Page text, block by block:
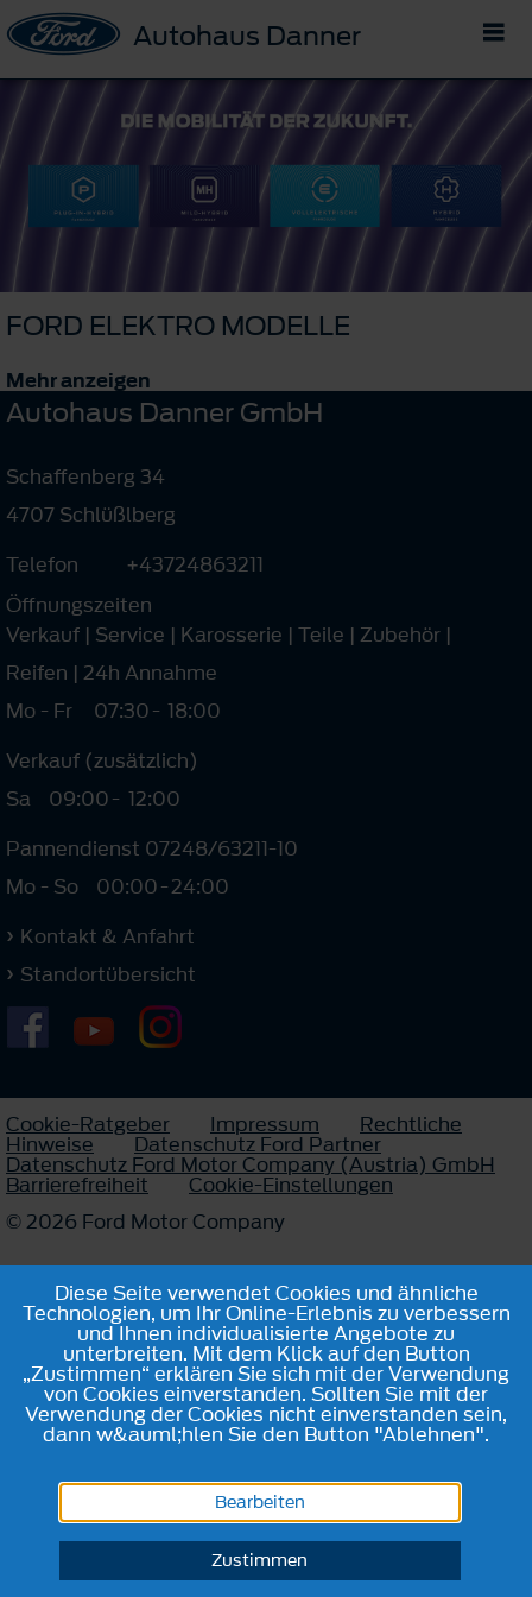
Autohaus Danner
FORD ELEKTRO MODELLE
Mehr anzeigen
Autohaus Danner GmbH
Schaffenberg 34
4707 Schlüßlberg
Telefon
+43724863211
Öffnungszeiten
Verkauf | Service | Karosserie | Teile | Zubehör |
Reifen | 24h Annahme
Mo - Fr
07:30- 18:00
Verkauf (zusätzlich)
Sa
09:00- 12:00
Pannendienst 07248/63211-10
Mo - So
00:00-24:00
Kontakt & Anfahrt
Standortübersicht
Cookie-Ratgeber Impressum Rechtliche
Hinweise Datenschutz Ford Partner
Datenschutz Ford Motor Company (Austria) GmbH
Barrierefreiheit
Cookie-Einstellungen
© 2026 Ford Motor Company
Diese Seite verwendet Cookies und ähnliche
Technologien, um Ihr Online-Erlebnis zu verbessern
und Ihnen individualisierte Angebote zu
unterbreiten. Mit dem Klick auf den Button
„Zustimmen“ erklären Sie sich mit der Verwendung
von Cookies einverstanden. Sollten Sie mit der
Verwendung der Cookies nicht einverstanden sein,
dann w&auml;hlen Sie den Button "Ablehnen".
Bearbeiten
Zustimmen